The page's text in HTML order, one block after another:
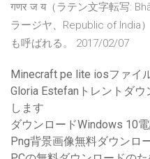
गणर ज य（ラテン文字転写:
ラージヤ、Republic of India
も呼ばれる。 2017/02/07
Minecraft pe lite iosファイ
Gloria Estefanトレントダ
します
ダウンロードWindows 10
Png背景画像無料ダウンロ